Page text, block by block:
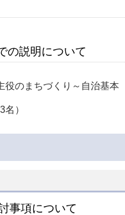
の説明について
のまちづくり～自治基本
）
事項について